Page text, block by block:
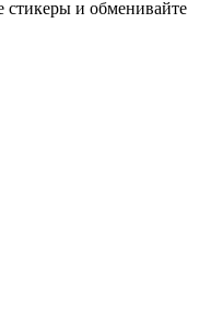
стикеры и обменивайте